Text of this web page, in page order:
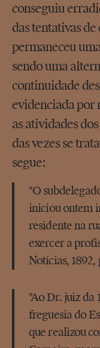
conseguiu
das tentativas
permaneceu
sendo uma
continuidade
evidenciada por
as atividades
das vezes se
segue:
"O
iniciou ontem
residente na
exercer a
Notícias, 1892,
"Ao Dr. juiz da
freguesia do
que realizou